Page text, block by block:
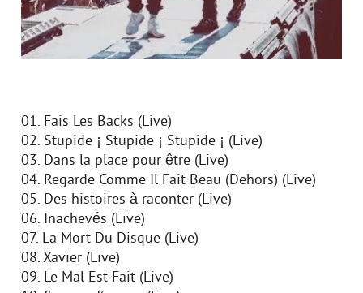
01. Fais Les Backs (Live)
02. Stupide ¡ Stupide ¡ Stupide ¡ (Live)
03. Dans la place pour être (Live)
04. Regarde Comme Il Fait Beau (Dehors) (Live)
05. Des histoires à raconter (Live)
06. Inachevés (Live)
07. La Mort Du Disque (Live)
08. Xavier (Live)
09. Le Mal Est Fait (Live)